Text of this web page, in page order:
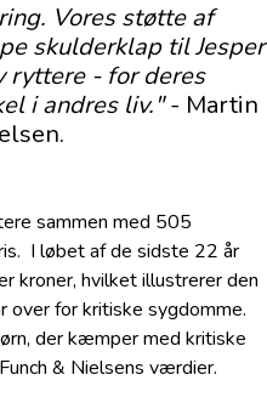
Vores støtte af
skulderklap til Jesper
ryttere - for deres
i andres liv."- Martin
sammen med 505
I løbet af de sidste 22 år
kroner, hvilket illustrerer den
for kritiske sygdomme.
der kæmper med kritiske
& Nielsens værdier.